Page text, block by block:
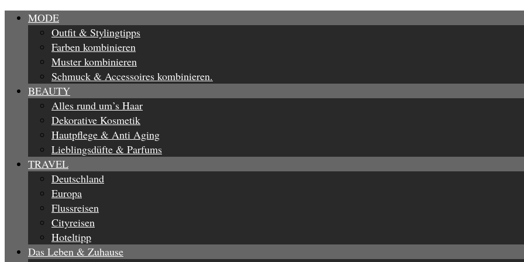
MODE
Outfit & Stylingtipps
Farben kombinieren
Muster kombinieren
Schmuck & Accessoires kombinieren.
BEAUTY
Alles rund um’s Haar
Dekorative Kosmetik
Hautpflege & Anti Aging
Lieblingsdüfte & Parfums
TRAVEL
Deutschland
Europa
Flussreisen
Cityreisen
Hoteltipp
Das Leben & Zuhause